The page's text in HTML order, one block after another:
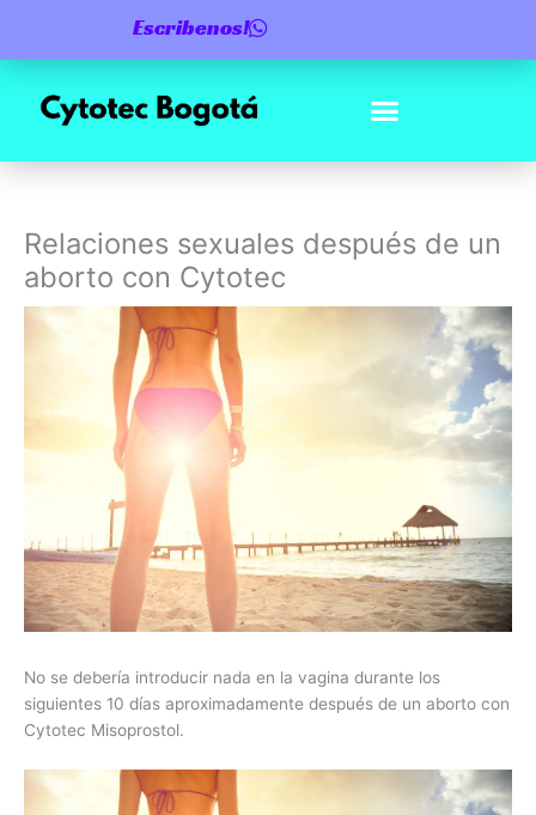
contenido
Escribenos!
Relaciones sexuales después de un
aborto con Cytotec
No se debería introducir nada en la vagina durante los
siguientes 10 días aproximadamente después de un aborto con
Cytotec Misoprostol.